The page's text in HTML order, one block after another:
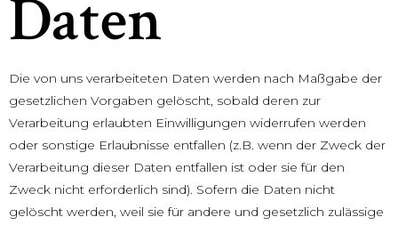
Daten
Die von uns verarbeiteten Daten werden nach Maßgabe der
gesetzlichen Vorgaben gelöscht, sobald deren zur
Verarbeitung erlaubten Einwilligungen widerrufen werden
oder sonstige Erlaubnisse entfallen (z.B. wenn der Zweck der
Verarbeitung dieser Daten entfallen ist oder sie für den
Zweck nicht erforderlich sind). Sofern die Daten nicht
gelöscht werden, weil sie für andere und gesetzlich zulässige